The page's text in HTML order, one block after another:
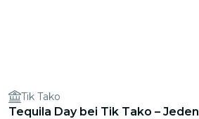
Tik Tako
Tequila Day bei Tik Tako – Jeden